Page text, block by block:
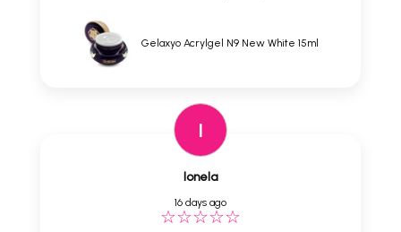
Gelaxyo Acrylgel N9 New White 15ml
I
Ionela
16 days ago